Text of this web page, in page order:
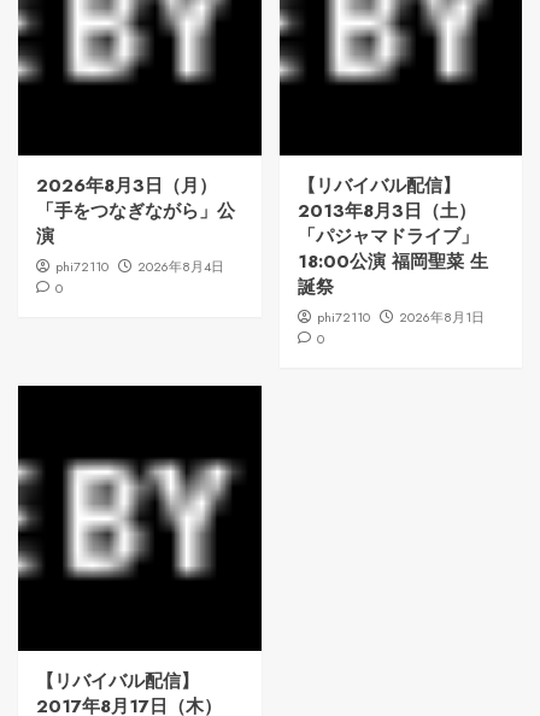
2026年8月3日（月）
「手をつなぎながら」公
演
phi72110
2026年8月4日
0
【リバイバル配信】
2013年8月3日（土）
「パジャマドライブ」
18:00公演 福岡聖菜 生
誕祭
phi72110
2026年8月1日
0
【リバイバル配信】
2017年8月17日（木）